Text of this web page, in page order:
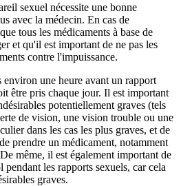
sexuel nécessite une bonne
avec la médecin. En cas de
tous les médicaments à base de
et qu'il est important de ne pas les
contre l'impuissance.
une heure avant un rapport
être pris chaque jour. Il est important
potentiellement graves (tels
de vision, une vision trouble ou une
dans les cas les plus graves, et de
prendre un médicament, notamment
même, il est également important de
les rapports sexuels, car cela
graves.